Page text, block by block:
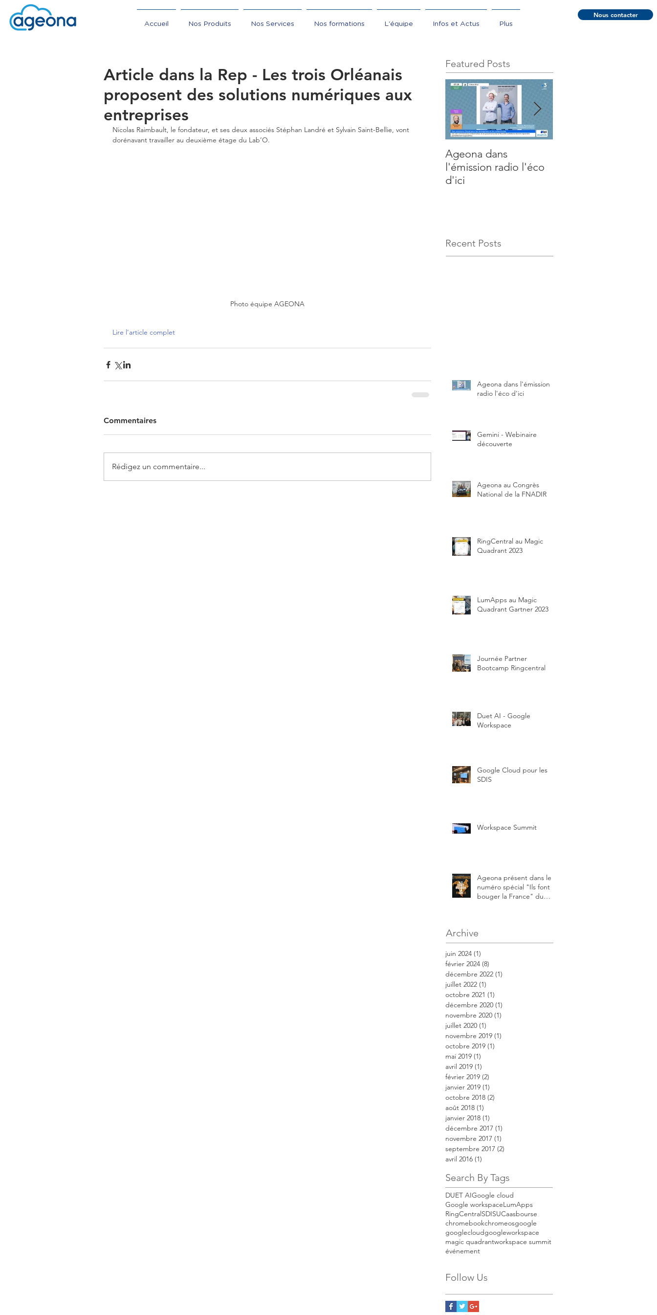
Accueil Nos Produits Nos Services Nos formations L'équipe Infos et Actus Plus
Nous contacter
Article dans la Rep - Les trois Orléanais
proposent des solutions numériques aux
entreprises
Nicolas Raimbault, le fondateur, et ses deux associés Stéphan Landré et Sylvain Saint-Bellie, vont
dorénavant travailler au deuxième étage du Lab’O.
Photo équipe AGEONA
Lire l'article complet
Commentaires
Rédigez un commentaire...
Featured Posts
Ageona dans
l'émission radio l'éco
d'ici
Recent Posts
Ageona dans l'émission
radio l'éco d'ici
Gemini - Webinaire
découverte
Ageona au Congrès
National de la FNADIR
RingCentral au Magic
Quadrant 2023
LumApps au Magic
Quadrant Gartner 2023
Journée Partner
Bootcamp Ringcentral
Duet AI - Google
Workspace
Google Cloud pour les
SDIS
Workspace Summit
Ageona présent dans le
numéro spécial "Ils font
bouger la France" du
Archive
juin 2024 (1)
février 2024 (8)
décembre 2022 (1)
juillet 2022 (1)
octobre 2021 (1)
décembre 2020 (1)
novembre 2020 (1)
juillet 2020 (1)
novembre 2019 (1)
octobre 2019 (1)
mai 2019 (1)
avril 2019 (1)
février 2019 (2)
janvier 2019 (1)
octobre 2018 (2)
août 2018 (1)
janvier 2018 (1)
décembre 2017 (1)
novembre 2017 (1)
septembre 2017 (2)
avril 2016 (1)
Search By Tags
DUET AIGoogle cloud
Google workspaceLumApps
RingCentral SDISUCaasbourse
chromebookchromeosgoogle
googlecloudgoogleworkspace
magic quadrantworkspace summit
événement
Follow Us